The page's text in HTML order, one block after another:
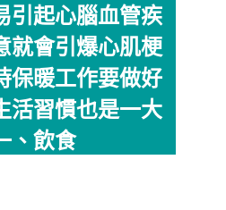
引起心腦血管疾
就會引爆心肌梗
保暖工作要做好
活習慣也是一大
、飲食